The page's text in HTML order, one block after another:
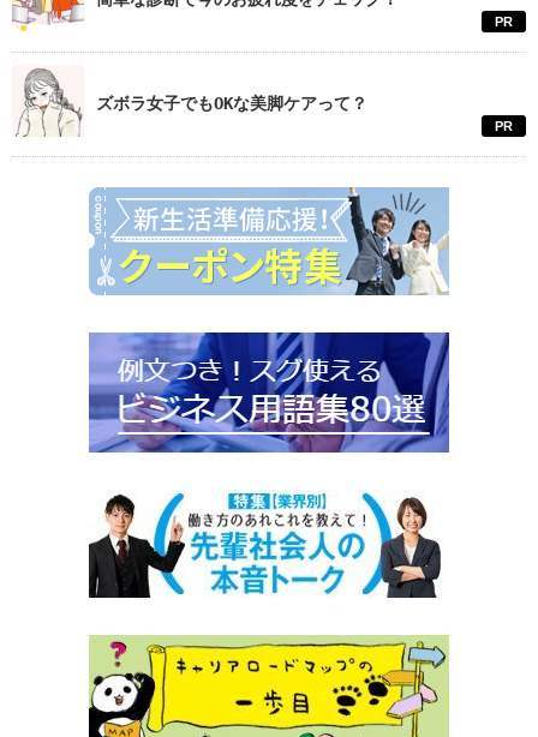
PR
ズボラ女子でもOKな美脚ケアって？
PR